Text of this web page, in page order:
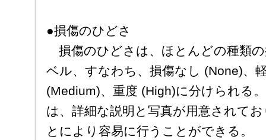
●損傷のひどさ
損傷のひどさは、ほとんどの種類
ベル、すなわち、損傷なし (None)、
(Medium)、重度 (High)に分けられる
は、詳細な説明と写真が用意されて
とにより容易に行うことができる。